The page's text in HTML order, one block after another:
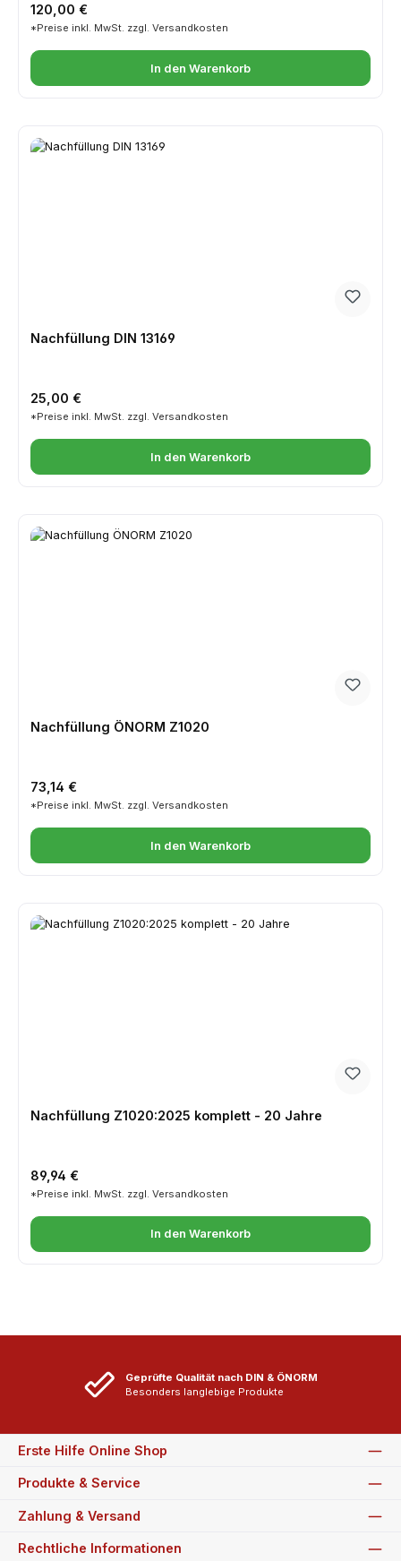
Regulärer Preis:
120,00 €
*Preise inkl. MwSt. zzgl. Versandkosten
In den Warenkorb
Nachfüllung DIN 13169
Regulärer Preis:
25,00 €
*Preise inkl. MwSt. zzgl. Versandkosten
In den Warenkorb
Nachfüllung ÖNORM Z1020
Regulärer Preis:
73,14 €
*Preise inkl. MwSt. zzgl. Versandkosten
In den Warenkorb
Nachfüllung Z1020:2025 komplett - 20 Jahre
Regulärer Preis:
89,94 €
*Preise inkl. MwSt. zzgl. Versandkosten
In den Warenkorb
Geprüfte Qualität nach DIN & ÖNORM
Besonders langlebige Produkte
Erste Hilfe Online Shop
Produkte & Service
Zahlung & Versand
Rechtliche Informationen